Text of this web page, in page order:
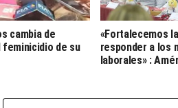
cambia de
feminicidio de su
«Fortalecemos
responder a los
laborales» :